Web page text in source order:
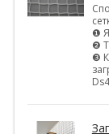
❶
❷
❸